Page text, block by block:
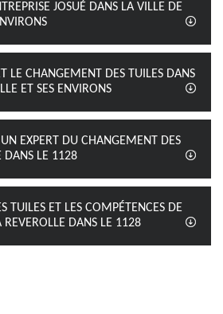
JOSUÉ DANS LA VILLE DE
LE CHANGEMENT DES TUILES DANS
ET SES ENVIRONS
UN EXPERT DU CHANGEMENT DES
DANS LE 1128
TUILES ET LES COMPÉTENCES DE
REVEROLLE DANS LE 1128